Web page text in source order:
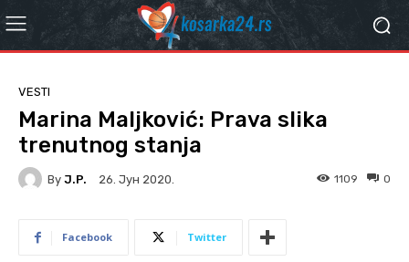
VESTI
Marina Maljković: Prava slika
trenutnog stanja
By J.P. 26. Јун 2020. 0
1109
Facebook Twitter